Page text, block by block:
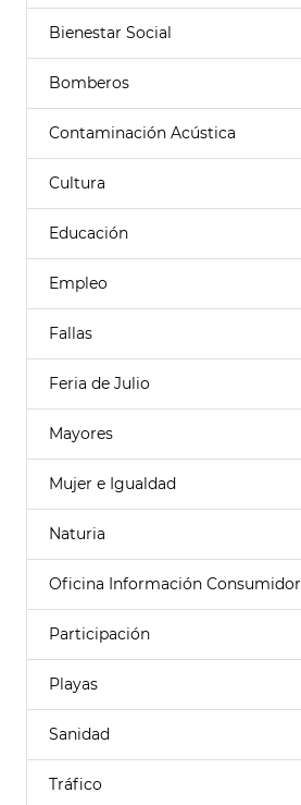
Bienestar Social
Bomberos
Contaminación Acústica
Cultura
Educación
Empleo
Fallas
Feria de Julio
Mayores
Mujer e Igualdad
Naturia
Oficina Información Consumidor
Participación
Playas
Sanidad
Tráfico